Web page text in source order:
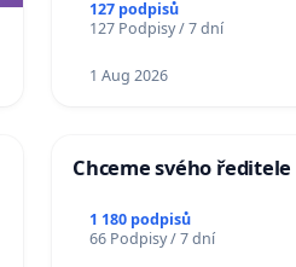
127 podpisů
127 Podpisy / 7 dní
1 Aug 2026
Chceme svého ředitele
1 180 podpisů
66 Podpisy / 7 dní